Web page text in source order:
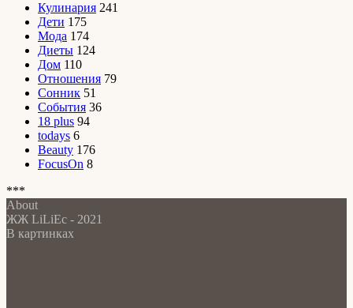
Кулинария 241
Дети 175
Мода 174
Диеты 124
Дом 110
Отношения 79
Сонник 51
События 36
18 plus 94
todays 6
Beauty 176
FocusOn 8
***
About
ЖЖ LiLiEc - 2021
В картинках